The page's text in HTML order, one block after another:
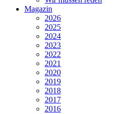
Magazin
2026
2025
2024
2023
2022
2021
2020
2019
2018
2017
2016